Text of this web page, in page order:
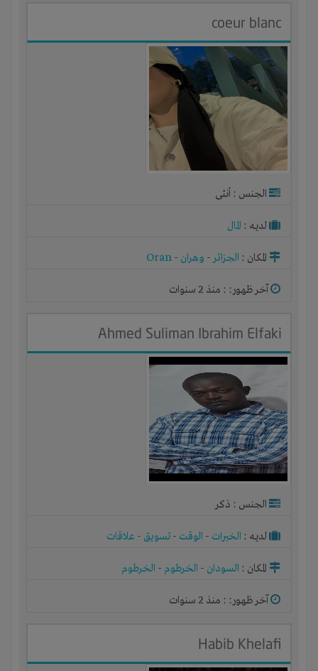
coeur blanc
الجنس : أنثى
لديـه : المال
المكان : الجزائر- وهران -
Oran
آخر ظهور: : منذ 2 سنوات
Ahmed Suliman Ibrahim Elfaki
الجنس : ذكر
لديـه : الخبرات - الوقت - تسويق - علاقات
المكان : السودان - الخرطوم - الخرطوم
آخر ظهور: : منذ 2 سنوات
Habib Khelafi